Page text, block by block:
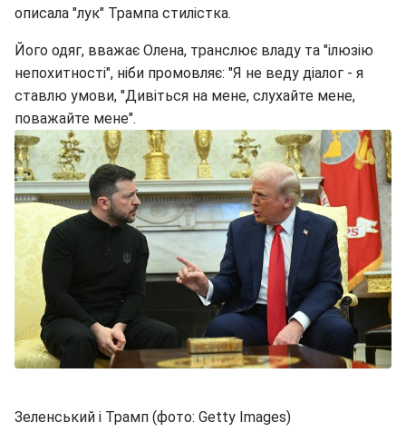
описала "лук" Трампа стилістка.
Його одяг, вважає Олена, транслює владу та "ілюзію
непохитності", ніби промовляє: "Я не веду діалог - я
ставлю умови, "Дивіться на мене, слухайте мене,
поважайте мене".
Зеленський і Трамп (фото: Getty Images)